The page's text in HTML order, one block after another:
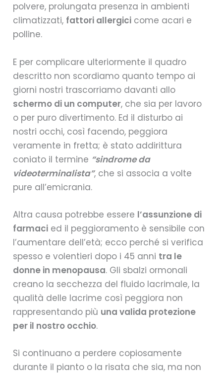
polvere, prolungata presenza in ambienti
climatizzati, fattori allergici come acari e
polline.
E per complicare ulteriormente il quadro
descritto non scordiamo quanto tempo ai
giorni nostri trascorriamo davanti allo
schermo di un computer, che sia per lavoro
o per puro divertimento. Ed il disturbo ai
nostri occhi, così facendo, peggiora
veramente in fretta; è stato addirittura
coniato il termine “sindrome da
videoterminalista”, che si associa a volte
pure all’emicrania.
Altra causa potrebbe essere l’assunzione di
farmaci ed il peggioramento è sensibile con
l’aumentare dell’età; ecco perché si verifica
spesso e volentieri dopo i 45 anni tra le
donne in menopausa. Gli sbalzi ormonali
creano la secchezza del fluido lacrimale, la
qualità delle lacrime così peggiora non
rappresentando più una valida protezione
per il nostro occhio.
Si continuano a perdere copiosamente
durante il pianto o la risata che sia, ma non